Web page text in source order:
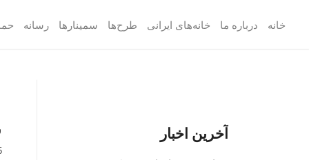
خانه درباره ما خانه‌های ایرانی طرح‌ها سمینارها رسانه
آخرین اخبار